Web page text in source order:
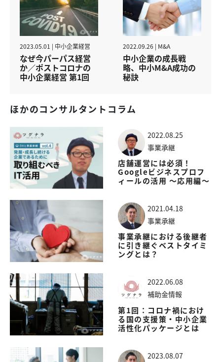
2023.05.01 | 中小企業経営
なぜ今パーパス経営
か／ポストコロナの
中小企業経営 第1回
2022.09.26 | M&A
中小企業の成長戦
略、中小M&A成功の
秘訣
ほかのコンサルタントコラム
2022.08.25
事業承継
店舗運営には必須！
Googleビジネスプロフ
ィールの活用 〜応用編〜
2021.04.18
事業承継
事業承継における後継者
に引き継ぐベストタイミ
ングとは？
2022.06.08
補助金情報
第1回：コロナ禍におけ
る国の支援策・中小企業
活性化パッケージとは
2023.08.07